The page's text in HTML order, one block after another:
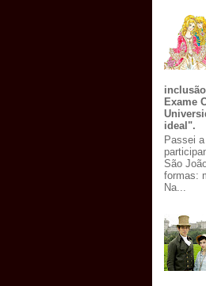
Exame
ideal".
Passei
São
formas:
Na...